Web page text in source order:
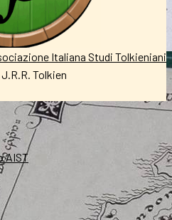
Italiana Studi Tolkieniani
Tolkien
AIST